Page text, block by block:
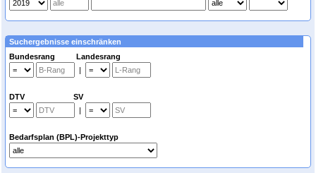
Suchergebnisse einschränken
Bundesrang Landesrang
|
DTV SV
|
Bedarfsplan (BPL)-Projekttyp